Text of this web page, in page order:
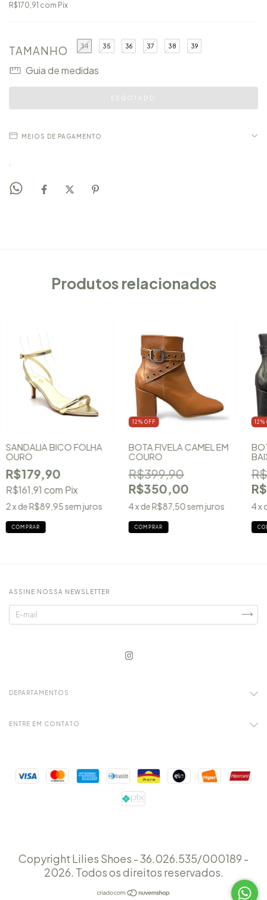
R$170,91 com Pix
TAMANHO 34 35 36 37 38 39
Guia de medidas
MEIOS DE PAGAMENTO
Produtos relacionados
SANDALIA BICO FOLHA
OURO
R$179,90
R$161,91 com Pix
2x deR$89,95sem juros
COMPRAR
12 % OFF
BOTA FIVELA CAMEL EM
COURO
R$399,90
R$350,00
4x deR$87,50sem juros
COMPRAR
12%
4x
ASSINE NOSSA NEWSLETTER
DEPARTAMENTOS
ENTRE EM CONTATO
Copyright Lilies Shoes - 36.026.535/000189 -
2026. Todos os direitos reservados.